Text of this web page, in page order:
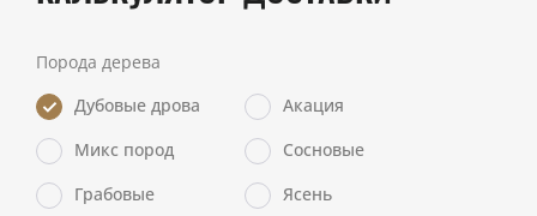
Порода дерева
Дубовые дрова
Акация
Микс пород
Сосновые
Грабовые
Ясень